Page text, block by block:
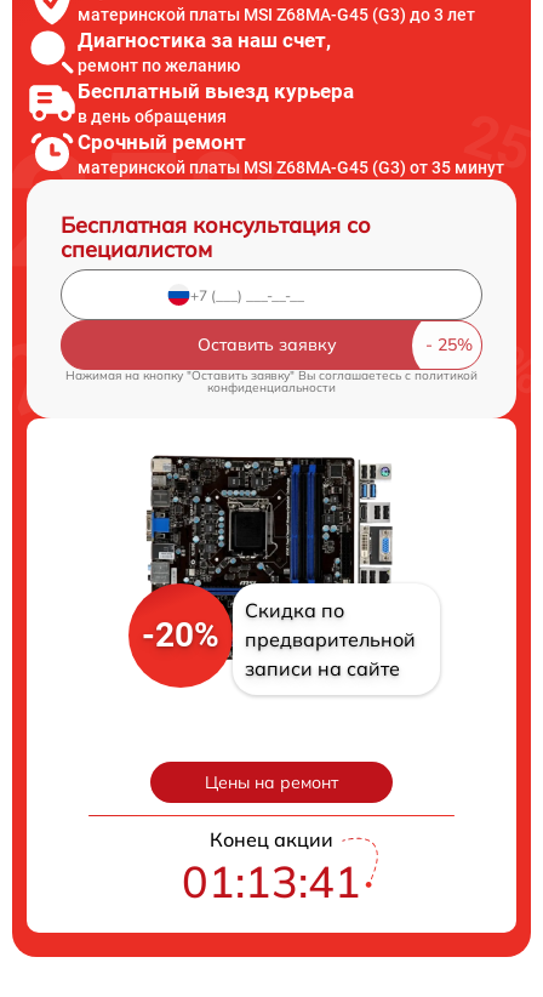
материнской платы MSI Z68MA-G45 (G3) до 3 лет
Диагностика за наш счет,
ремонт по желанию
Бесплатный выезд курьера
в день обращения
Срочный ремонт
материнской платы MSI Z68MA-G45 (G3) от 35 минут
Бесплатная консультация со
специалистом
Оставить заявку
Нажимая на кнопку "Оставить заявку" Вы соглашаетесь cполитикой
конфиденциальности
-20%
Скидка по
предварительной
записи на сайте
Цены на ремонт
Конец акции
01:13:40